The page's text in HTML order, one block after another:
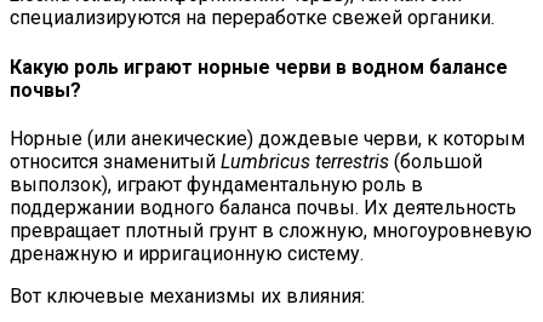
специализируются на переработке свежей органики.
Какую роль играют норные черви в водном балансе
почвы?
Норные (или анекические) дождевые черви, к которым
относится знаменитый Lumbricus terrestris (большой
выползок), играют фундаментальную роль в
поддержании водного баланса почвы. Их деятельность
превращает плотный грунт в сложную, многоуровневую
дренажную и ирригационную систему.
Вот ключевые механизмы их влияния: